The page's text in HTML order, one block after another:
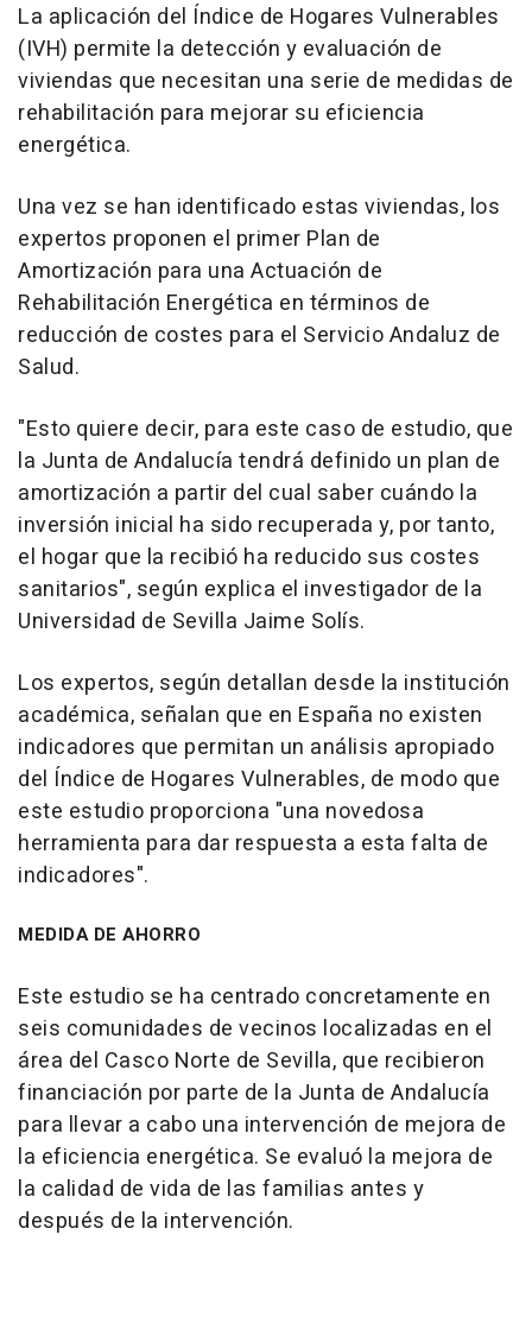
La aplicación del Índice de Hogares Vulnerables
(IVH) permite la detección y evaluación de
viviendas que necesitan una serie de medidas de
rehabilitación para mejorar su eficiencia
energética.
Una vez se han identificado estas viviendas, los
expertos proponen el primer Plan de
Amortización para una Actuación de
Rehabilitación Energética en términos de
reducción de costes para el Servicio Andaluz de
Salud.
"Esto quiere decir, para este caso de estudio, que
la Junta de Andalucía tendrá definido un plan de
amortización a partir del cual saber cuándo la
inversión inicial ha sido recuperada y, por tanto,
el hogar que la recibió ha reducido sus costes
sanitarios", según explica el investigador de la
Universidad de Sevilla Jaime Solís.
Los expertos, según detallan desde la institución
académica, señalan que en España no existen
indicadores que permitan un análisis apropiado
del Índice de Hogares Vulnerables, de modo que
este estudio proporciona "una novedosa
herramienta para dar respuesta a esta falta de
indicadores".
MEDIDA DE AHORRO
Este estudio se ha centrado concretamente en
seis comunidades de vecinos localizadas en el
área del Casco Norte de Sevilla, que recibieron
financiación por parte de la Junta de Andalucía
para llevar a cabo una intervención de mejora de
la eficiencia energética. Se evaluó la mejora de
la calidad de vida de las familias antes y
después de la intervención.